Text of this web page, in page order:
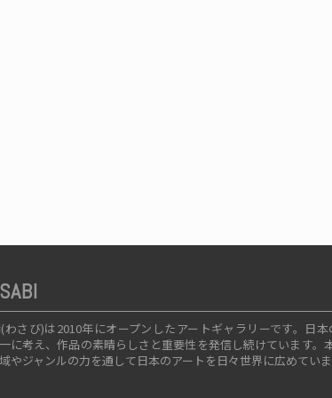
わさび)は2010年にオープンしたアートギャラリーです。日
に考え、作品の素晴らしさと重要性を発信し続けています
やジャンルの力を通して日本のアートを日々世界に広めていま